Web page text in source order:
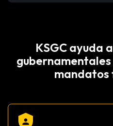
KSGC ayuda
mandatos